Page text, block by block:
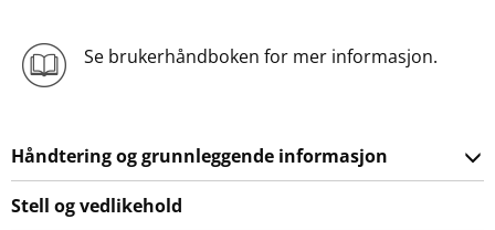
Se brukerhåndboken for mer informasjon.
Håndtering og grunnleggende informasjon
Stell og vedlikehold